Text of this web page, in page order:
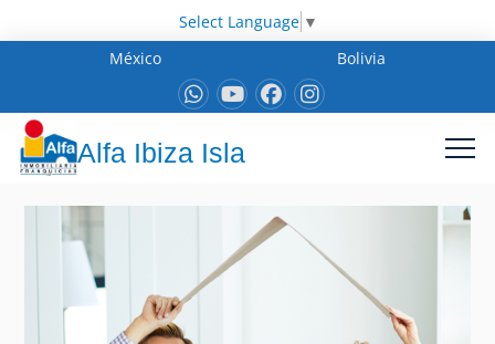
Select Language ▼
México
Bolivia
Alfa Ibiza Isla